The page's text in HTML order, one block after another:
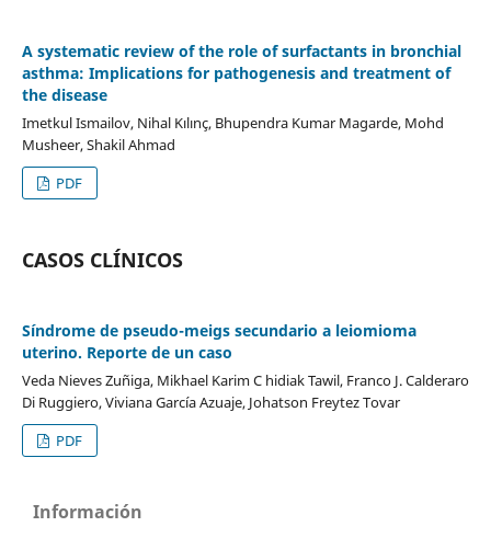
A systematic review of the role of surfactants in bronchial
asthma: Implications for pathogenesis and treatment of
the disease
Imetkul Ismailov, Nihal Kılınç, Bhupendra Kumar Magarde, Mohd
Musheer, Shakil Ahmad
PDF
CASOS CLÍNICOS
Síndrome de pseudo-meigs secundario a leiomioma
uterino. Reporte de un caso
Veda Nieves Zuñiga, Mikhael Karim C hidiak Tawil, Franco J. Calderaro
Di Ruggiero, Viviana García Azuaje, Johatson Freytez Tovar
PDF
Información